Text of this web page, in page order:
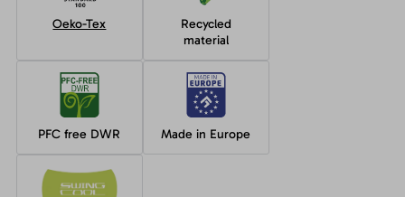
Oeko-Tex
Recycled
material
PFC free DWR Made in Europe